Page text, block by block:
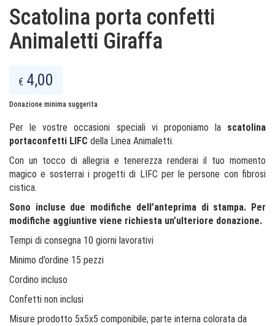
Scatolina porta confetti
Animaletti Giraffa
€ 4,00
Donazione minima suggerita
Per le vostre occasioni speciali vi proponiamo la scatolina
portaconfetti LIFC della Linea Animaletti.
Con un tocco di allegria e tenerezza renderai il tuo momento
magico e sosterrai i progetti di LIFC per le persone con fibrosi
cistica.
Sono incluse due modifiche dell’anteprima di stampa. Per
modifiche aggiuntive viene richiesta un’ulteriore donazione.
Tempi di consegna 10 giorni lavorativi
Minimo d’ordine 15 pezzi
Cordino incluso
Confetti non inclusi
Misure prodotto 5x5x5 componibile; parte interna colorata da